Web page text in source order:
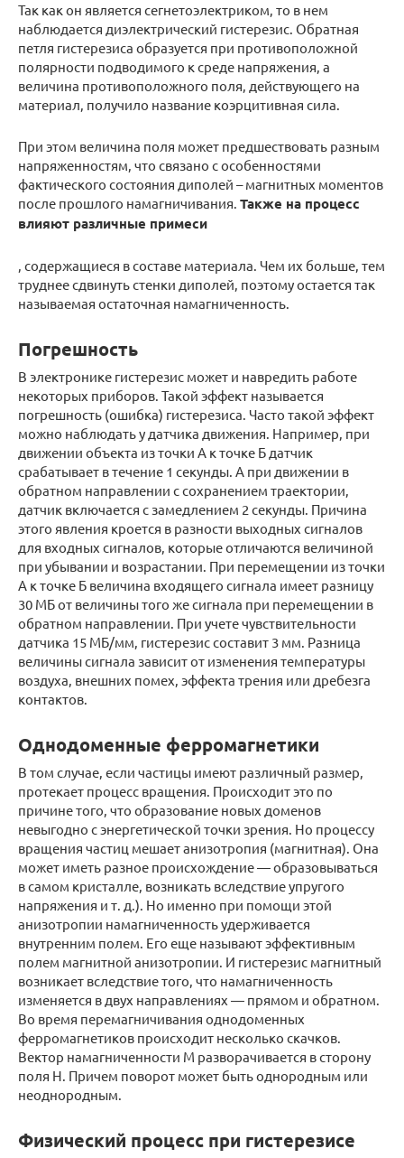
Так как он является сегнетоэлектриком, то в нем
наблюдается диэлектрический гистерезис. Обратная
петля гистерезиса образуется при противоположной
полярности подводимого к среде напряжения, а
величина противоположного поля, действующего на
материал, получило название коэрцитивная сила.
При этом величина поля может предшествовать разным
напряженностям, что связано с особенностями
фактического состояния диполей – магнитных моментов
после прошлого намагничивания. Также на процесс
влияют различные примеси
, содержащиеся в составе материала. Чем их больше, тем
труднее сдвинуть стенки диполей, поэтому остается так
называемая остаточная намагниченность.
Погрешность
В электронике гистерезис может и навредить работе
некоторых приборов. Такой эффект называется
погрешность (ошибка) гистерезиса. Часто такой эффект
можно наблюдать у датчика движения. Например, при
движении объекта из точки А к точке Б датчик
срабатывает в течение 1 секунды. А при движении в
обратном направлении с сохранением траектории,
датчик включается с замедлением 2 секунды. Причина
этого явления кроется в разности выходных сигналов
для входных сигналов, которые отличаются величиной
при убывании и возрастании. При перемещении из точки
А к точке Б величина входящего сигнала имеет разницу
30 МБ от величины того же сигнала при перемещении в
обратном направлении. При учете чувствительности
датчика 15 МБ/мм, гистерезис составит 3 мм. Разница
величины сигнала зависит от изменения температуры
воздуха, внешних помех, эффекта трения или дребезга
контактов.
Однодоменные ферромагнетики
В том случае, если частицы имеют различный размер,
протекает процесс вращения. Происходит это по
причине того, что образование новых доменов
невыгодно с энергетической точки зрения. Но процессу
вращения частиц мешает анизотропия (магнитная). Она
может иметь разное происхождение — образовываться
в самом кристалле, возникать вследствие упругого
напряжения и т. д.). Но именно при помощи этой
анизотропии намагниченность удерживается
внутренним полем. Его еще называют эффективным
полем магнитной анизотропии. И гистерезис магнитный
возникает вследствие того, что намагниченность
изменяется в двух направлениях — прямом и обратном.
Во время перемагничивания однодоменных
ферромагнетиков происходит несколько скачков.
Вектор намагниченности М разворачивается в сторону
поля Н. Причем поворот может быть однородным или
неоднородным.
Физический процесс при гистерезисе